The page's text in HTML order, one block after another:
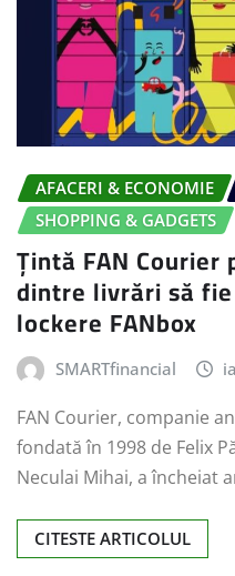
AFACERI & ECONOMIE
SHOPPING & GADGETS
Țintă FAN
dintre livrări să
lockere FANbox
SMARTfinancial
FAN Courier, companie
fondată în 1998 de Felix
Neculai Mihai, a încheiat
CITESTE ARTICOLUL